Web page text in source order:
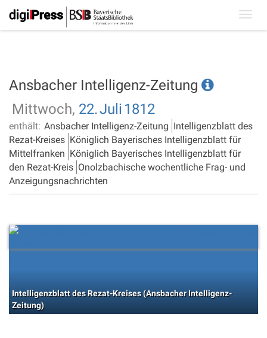
Ansbacher Intelligenz-Zeitung
Mittwoch, 22.Juli 1812
enthält: Ansbacher Intelligenz-Zeitung Intelligenzblatt des
Rezat-Kreises Königlich Bayerisches Intelligenzblatt für
Mittelfranken Königlich Bayerisches Intelligenzblatt für
den Rezat-Kreis Onolzbachische wochentliche Frag- und
Anzeigungsnachrichten
Intelligenzblatt des Rezat-Kreises (Ansbacher Intelligenz-
Zeitung)